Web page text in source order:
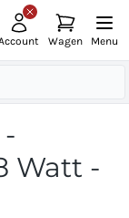
Wagen Menu
Watt -